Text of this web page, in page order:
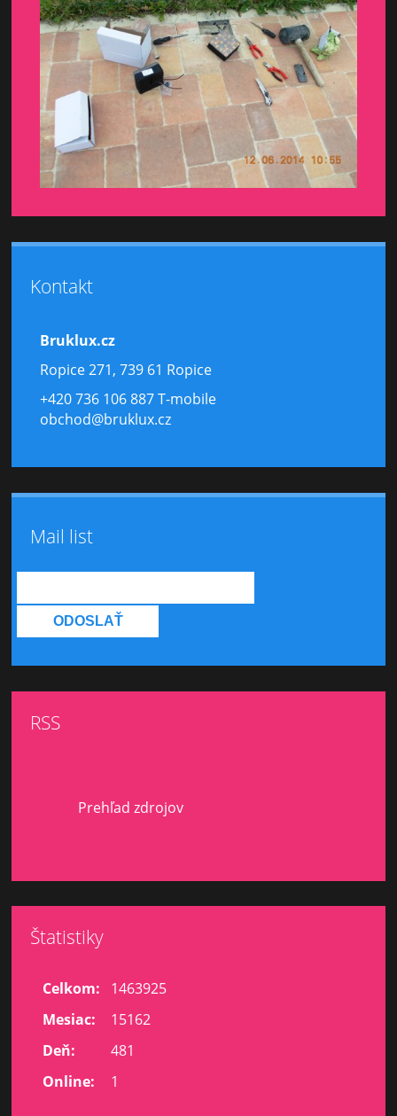
Kontakt
Bruklux.cz
Ropice 271, 739 61 Ropice
+420 736 106 887 T-mobile
obchod@bruklux.cz
Mail list
RSS
Prehľad zdrojov
Štatistiky
Online: 1
Celkom:
1463925
Mesiac:
15162
Deň:
481